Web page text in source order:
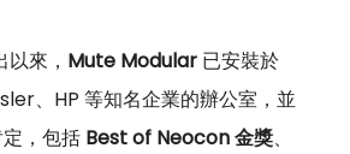
來， Mute Modular 已安裝於
、HP 等知名企業的辦公室，並
，包括 Best of Neocon 金獎、